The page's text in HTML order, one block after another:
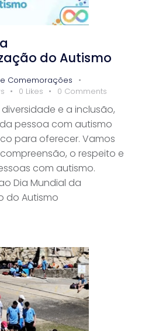
do Autismo
Comemorações
0 Likes 0 Comments
e a inclusão,
pessoa com autismo
para oferecer. Vamos
o respeito e
com autismo.
Dia Mundial da
do Autismo